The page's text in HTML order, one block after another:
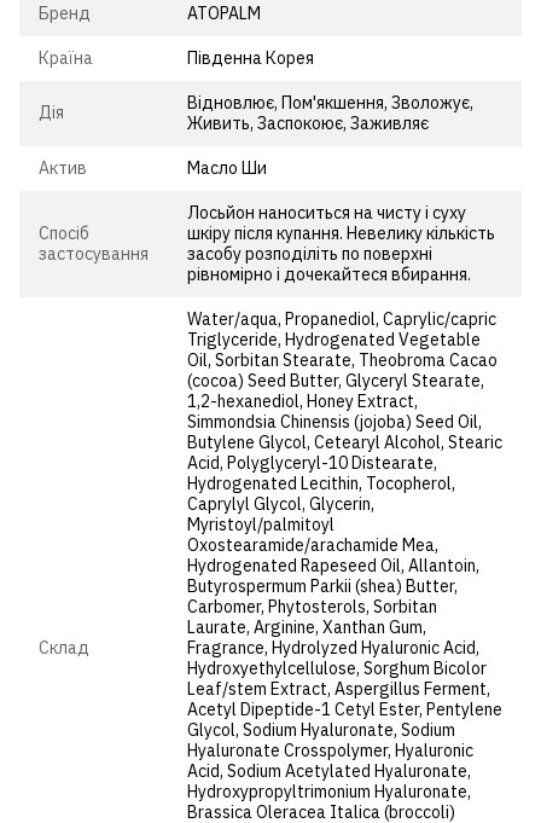
Бренд ATOPALM
Країна Південна Корея
Дія
Відновлює, Пом'якшення, Зволожує,
Живить, Заспокоює, Заживляє
Актив Масло Ши
Спосіб
застосування
Лосьйон наноситься на чисту і суху
шкіру після купання. Невелику кількість
засобу розподіліть по поверхні
рівномірно і дочекайтеся вбирання.
Cклад
Water/aqua, Propanediol, Caprylic/capric
Triglyceride, Hydrogenated Vegetable
Oil, Sorbitan Stearate, Theobroma Cacao
(cocoa) Seed Butter, Glyceryl Stearate,
1,2-hexanediol, Honey Extract,
Simmondsia Chinensis (jojoba) Seed Oil,
Butylene Glycol, Cetearyl Alcohol, Stearic
Acid, Polyglyceryl-10 Distearate,
Hydrogenated Lecithin, Tocopherol,
Caprylyl Glycol, Glycerin,
Myristoyl/palmitoyl
Oxostearamide/arachamide Mea,
Hydrogenated Rapeseed Oil, Allantoin,
Butyrospermum Parkii (shea) Butter,
Carbomer, Phytosterols, Sorbitan
Laurate, Arginine, Xanthan Gum,
Fragrance, Hydrolyzed Hyaluronic Acid,
Hydroxyethylcellulose, Sorghum Bicolor
Leaf/stem Extract, Aspergillus Ferment,
Acetyl Dipeptide-1 Cetyl Ester, Pentylene
Glycol, Sodium Hyaluronate, Sodium
Hyaluronate Crosspolymer, Hyaluronic
Acid, Sodium Acetylated Hyaluronate,
Hydroxypropyltrimonium Hyaluronate,
Brassica Oleracea Italica (broccoli)